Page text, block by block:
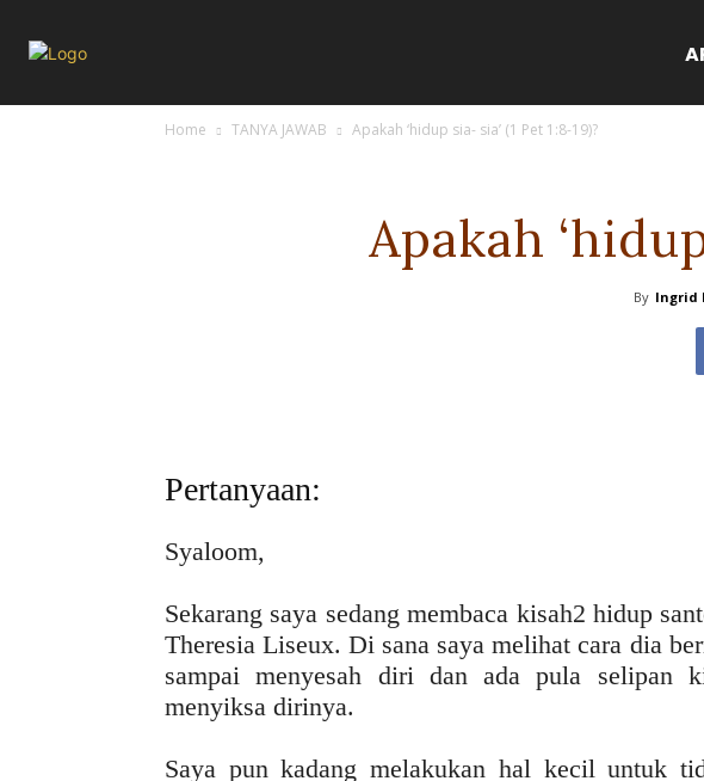
Home TANYA JAWAB Apakah ‘hidup sia- sia’ (1 Pet 1:8-19)?
Apakah
By Ingrid
Pertanyaan:
Syaloom,
Sekarang saya sedang membaca kisah2 hidup
Theresia Liseux. Di sana saya melihat cara dia
sampai menyesah diri dan ada pula selipan
menyiksa dirinya.
Saya pun kadang melakukan hal kecil untuk